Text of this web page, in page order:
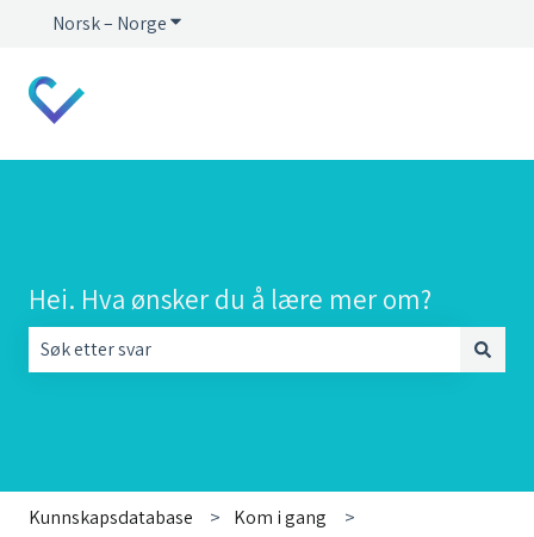
Norsk – NorgeVis undermeny for oversettelser
Hei. Hva ønsker du å lære mer om?
Kunnskapsdatabase Kom i gang